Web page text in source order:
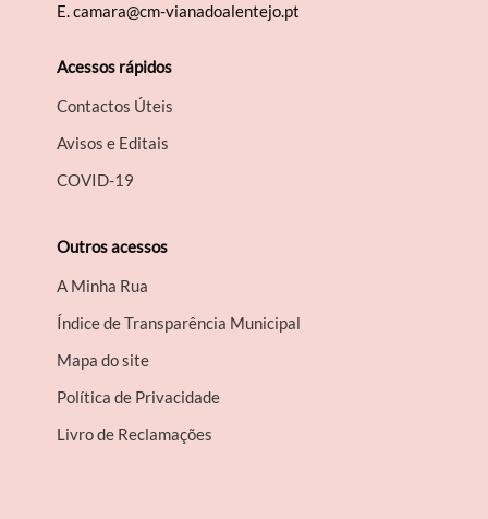
E.camara@cm-vianadoalentejo.pt
Acessos rápidos
Contactos Úteis
Avisos e Editais
COVID-19
Outros acessos
A Minha Rua
Índice de Transparência Municipal
Mapa do site
Política de Privacidade
Livro de Reclamações